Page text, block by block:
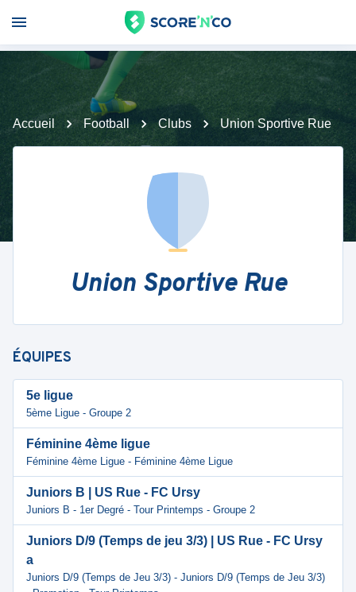
Accueil Football Clubs Union Sportive Rue
Union Sportive Rue
ÉQUIPES
5e ligue
5ème Ligue - Groupe 2
Féminine 4ème ligue
Féminine 4ème Ligue - Féminine 4ème Ligue
Juniors B | US Rue - FC Ursy
Juniors B - 1er Degré - Tour Printemps - Groupe 2
Juniors D/9 (Temps de jeu 3/3) | US Rue - FC Ursy
a
Juniors D/9 (Temps de Jeu 3/3) - Juniors D/9 (Temps de Jeu 3/3)